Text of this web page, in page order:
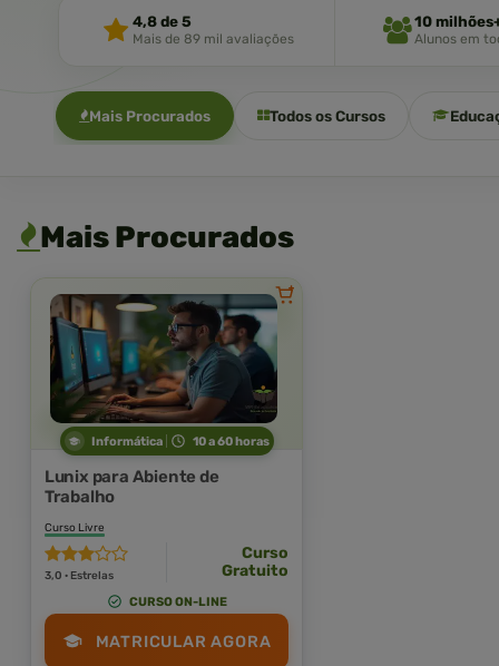
4,8 de 5
Mais de 89 mil avaliações
10
Alunos em
Mais Procurados Todos os Cursos
Mais Procurados
Informática 10 a 60 horas
Lunix para Abiente de
Trabalho
Curso Livre
3,0 · Estrelas
Curso
Gratuito
CURSO ON-LINE
MATRICULAR AGORA